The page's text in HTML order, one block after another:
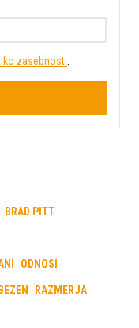
zasebnosti
BRAD PITT
ODNOSI
RAZMERJA